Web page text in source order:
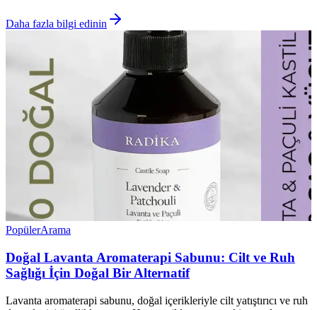
Daha fazla bilgi edinin
PopülerArama
Doğal Lavanta Aromaterapi Sabunu: Cilt ve Ruh
Sağlığı İçin Doğal Bir Alternatif
Lavanta aromaterapi sabunu, doğal içerikleriyle cilt yatıştırıcı ve ruh